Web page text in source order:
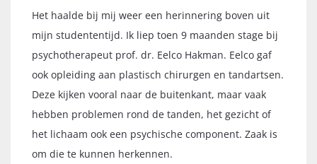
Het haalde bij mij weer een herinnering boven uit
mijn studententijd. Ik liep toen 9 maanden stage bij
psychotherapeut prof. dr. Eelco Hakman. Eelco gaf
ook opleiding aan plastisch chirurgen en tandartsen.
Deze kijken vooral naar de buitenkant, maar vaak
hebben problemen rond de tanden, het gezicht of
het lichaam ook een psychische component. Zaak is
om die te kunnen herkennen.